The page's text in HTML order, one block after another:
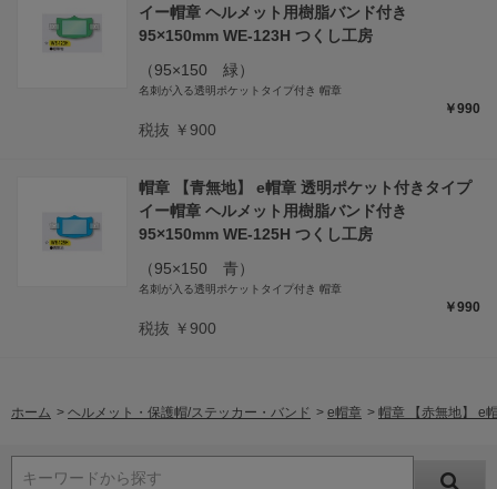
イー帽章 ヘルメット用樹脂バンド付き
95×150mm WE-123H つくし工房
（95×150 緑）
名刺が入る透明ポケットタイプ付き 帽章
￥990
税抜 ￥900
帽章 【青無地】 e帽章 透明ポケット付きタイプ
イー帽章 ヘルメット用樹脂バンド付き
95×150mm WE-125H つくし工房
（95×150 青）
名刺が入る透明ポケットタイプ付き 帽章
￥990
税抜 ￥900
ホーム > ヘルメット・保護帽/ステッカー・バンド > e帽章 > 帽章 【赤無地】 e
キーワードから探す